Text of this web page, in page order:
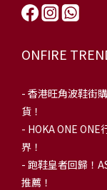
ONFIRE
- 香港旺角波鞋街
貨！
- HOKA ONE
界！
- 跑鞋皇者回歸！
推薦！